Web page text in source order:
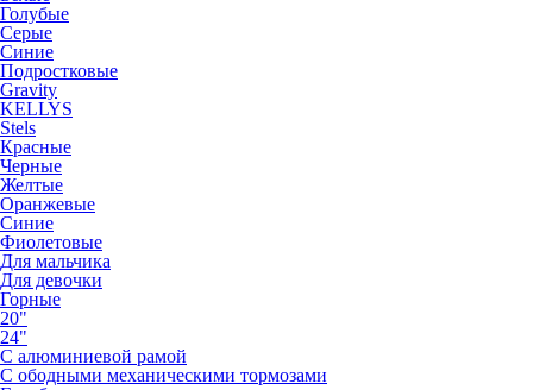
Голубые
Серые
Синие
Подростковые
Gravity
KELLYS
Stels
Красные
Черные
Желтые
Оранжевые
Синие
Фиолетовые
Для мальчика
Для девочки
Горные
20"
24"
С алюминиевой рамой
С ободными механическими тормозами